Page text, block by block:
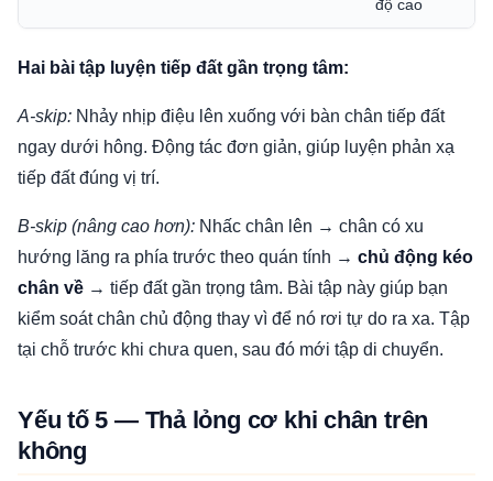
độ cao
Hai bài tập luyện tiếp đất gần trọng tâm:
A-skip: Nhảy nhịp điệu lên xuống với bàn chân tiếp đất
ngay dưới hông. Động tác đơn giản, giúp luyện phản xạ
tiếp đất đúng vị trí.
B-skip (nâng cao hơn): Nhấc chân lên → chân có xu
hướng lăng ra phía trước theo quán tính → chủ động kéo
chân về → tiếp đất gần trọng tâm. Bài tập này giúp bạn
kiểm soát chân chủ động thay vì để nó rơi tự do ra xa. Tập
tại chỗ trước khi chưa quen, sau đó mới tập di chuyển.
Yếu tố 5 — Thả lỏng cơ khi chân trên
không